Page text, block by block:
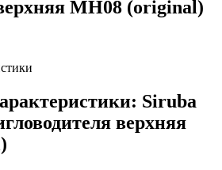
MH08 (original)
Siruba
верхняя